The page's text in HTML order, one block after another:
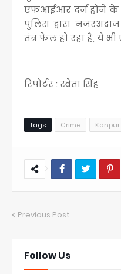
एफआईआर दर्ज होने के
पुलिस द्वारा
तंत्र फेल हो रहा है, ये
रिपोर्टर : स्वेता सिंह
Tags Crime Kanpur
Previous Post
Follow Us